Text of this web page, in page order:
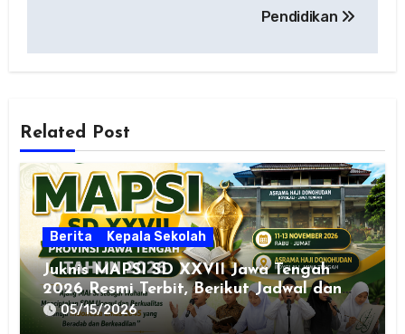
Pendidikan
Related Post
Berita Kepala Sekolah
Juknis MAPSI SD XXVII Jawa Tengah
2026 Resmi Terbit, Berikut Jadwal dan
Cabang Lombanya
05/15/2026